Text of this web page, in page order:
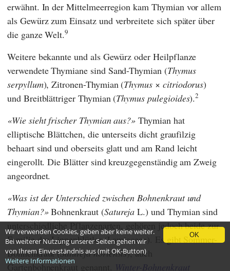
erwähnt. In der Mittelmeerregion kam Thymian vor allem
als Gewürz zum Einsatz und verbreitete sich später über
die ganze Welt.9
Weitere bekannte und als Gewürz oder Heilpflanze
verwendete Thymiane sind Sand-Thymian (Thymus
serpyllum), Zitronen-Thymian (Thymus × citriodorus)
und Breitblättriger Thymian (Thymus pulegioides).2
Wie sieht frischer Thymian aus? Thymian hat
elliptische Blättchen, die unterseits dicht graufilzig
behaart sind und oberseits glatt und am Rand leicht
eingerollt. Die Blätter sind kreuzgegenständig am Zweig
angeordnet.
Was ist der Unterschied zwischen Bohnenkraut und
Thymian? Bohnenkraut (SaturejaL.) und Thymian sind
unterschiedliche Pflanzenarten, gehören jedoch beide zur
Familie der Lippenblütler (Lamiaceae). Es gibt Sommer-
Bohnenkraut (Satureja hortensis), auch
Gartenbohnenkraut genannt.
Winter-Bohnenkraut
OK
Wir verwenden Cookies, geben aber keine weiter.
Bei weiterer Nutzung unserer Seiten gehen wir
von Ihrem Einverständnis aus (mit OK-Button)
Weitere Informationen